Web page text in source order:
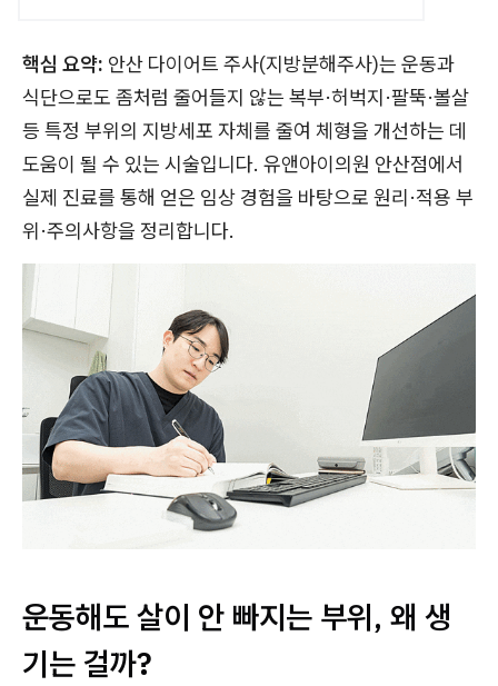
핵심 요약: 안산 다이어트 주사(지방분해주사)는 운동과
식단으로도 좀처럼 줄어들지 않는 복부·허벅지·팔뚝·볼살
등 특정 부위의 지방세포 자체를 줄여 체형을 개선하는 데
도움이 될 수 있는 시술입니다. 유앤아이의원 안산점에서
실제 진료를 통해 얻은 임상 경험을 바탕으로 원리·적용 부
위·주의사항을 정리합니다.
운동해도 살이 안 빠지는 부위, 왜 생
기는 걸까?